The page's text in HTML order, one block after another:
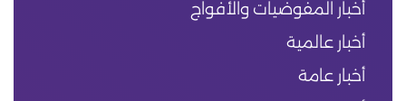
أخبار المفوضيات والأفواج
أخبار عالمية
أخبار عامة